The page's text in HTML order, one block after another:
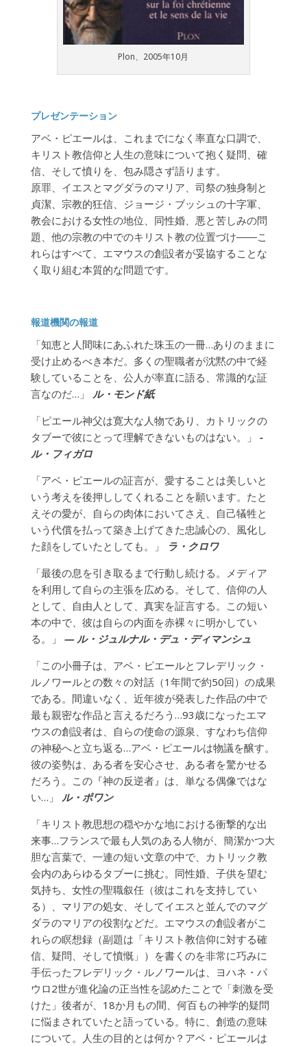
Plon、2005年10月
プレゼンテーション
アベ・ピエールは、これまでになく率直な口調で、
キリスト教信仰と人生の意味について抱く疑問、確
信、そして憤りを、包み隠さず語ります。
原罪、イエスとマグダラのマリア、司祭の独身制と
貞潔、宗教的狂信、ジョージ・ブッシュの十字軍、
教会における女性の地位、同性婚、悪と苦しみの問
題、他の宗教の中でのキリスト教の位置づけ――こ
れらはすべて、エマウスの創設者が妥協することな
く取り組む本質的な問題です。
報道機関の報道
「知恵と人間味にあふれた珠玉の一冊…ありのままに
受け止めるべき本だ。多くの聖職者が沈黙の中で経
験していることを、公人が率直に語る、常識的な証
言なのだ…」
ル・モンド紙
「ピエール神父は寛大な人物であり、カトリックの
タブーで彼にとって理解できないものはない。」
-
ル・フィガロ
「アベ・ピエールの証言が、愛することは美しいと
いう考えを後押ししてくれることを願います。たと
えその愛が、自らの肉体においてさえ、自己犠牲と
いう代償を払って築き上げてきた忠誠心の、風化し
た顔をしていたとしても。」
ラ・クロワ
「最後の息を引き取るまで行動し続ける。メディア
を利用して自らの主張を広める。そして、信仰の人
として、自由人として、真実を証言する。この短い
本の中で、彼は自らの内面を赤裸々に明かしてい
る。」 — ル・ジュルナル・デュ・ディマンシュ
「この小冊子は、アベ・ピエールとフレデリック・
ルノワールとの数々の対話（1年間で約50回）の成果
である。間違いなく、近年彼が発表した作品の中で
最も親密な作品と言えるだろう…93歳になったエマ
ウスの創設者は、自らの使命の源泉、すなわち信仰
の神秘へと立ち返る…アベ・ピエールは物議を醸す。
彼の姿勢は、ある者を安心させ、ある者を驚かせる
だろう。この『神の反逆者』は、単なる偶像ではな
い…」
ル・ポワン
「キリスト教思想の穏やかな地における衝撃的な出
来事…フランスで最も人気のある人物が、簡潔かつ大
胆な言葉で、一連の短い文章の中で、カトリック教
会内のあらゆるタブーに挑む。同性婚、子供を望む
気持ち、女性の聖職叙任（彼はこれを支持してい
る）、マリアの処女、そしてイエスと並んでのマグ
ダラのマリアの役割などだ。エマウスの創設者がこ
れらの瞑想録（副題は「キリスト教信仰に対する確
信、疑問、そして憤慨」）を書くのを非常に巧みに
手​​伝ったフレデリック・ルノワールは、ヨハネ・パ
ウロ2世が進化論の正当性を認めたことで「刺激を受
けた」後者が、18か月もの間、何百もの神学的疑問
に悩まされていたと語っている。特に、創造の意味
について。人生の目的とは何か？アベ・ピエールは